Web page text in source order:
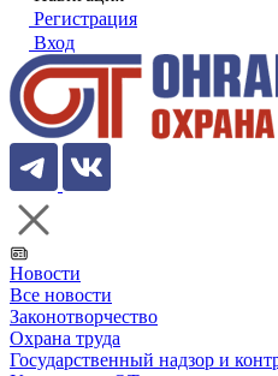
Регистрация
Вход
Новости
Все новости
Законотворчество
Охрана труда
Государственный надзор и